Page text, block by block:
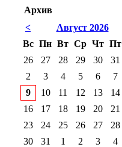
Архив
<
Август 2026
Вс Пн Вт Ср Чт Пт
26
27 28 29 30 31
2
3 4 5 6 7
9
10 11 12 13 14
16
17 18 19 20 21
23
24 25 26 27 28
30
31 1 2 3 4